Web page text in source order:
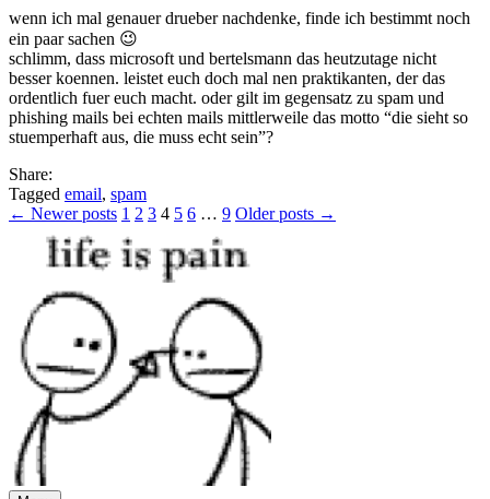
wenn ich mal genauer drueber nachdenke, finde ich bestimmt noch
ein paar sachen 😉
schlimm, dass microsoft und bertelsmann das heutzutage nicht
besser koennen. leistet euch doch mal nen praktikanten, der das
ordentlich fuer euch macht. oder gilt im gegensatz zu spam und
phishing mails bei echten mails mittlerweile das motto “die sieht so
stuemperhaft aus, die muss echt sein”?
Share:
Tagged email, spam
Posts
pagination
← Newer posts 1 2 3 4 5 6 … 9 Older posts →